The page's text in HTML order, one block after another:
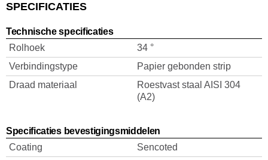
SPECIFICATIES
Technische specificaties
Rolhoek
34 °
Verbindingstype
Papier gebonden strip
Draad materiaal
Roestvast staal AISI 304
(A2)
Specificaties bevestigingsmiddelen
Coating
Sencoted